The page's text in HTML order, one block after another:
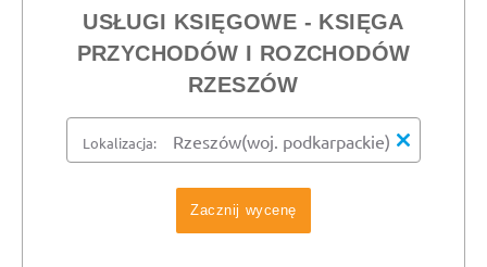
USŁUGI KSIĘGOWE - KSIĘGA
PRZYCHODÓW I ROZCHODÓW
RZESZÓW
Lokalizacja:
Zacznij wycenę